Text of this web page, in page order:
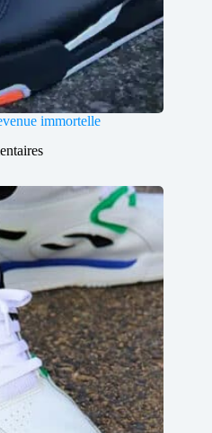
immortelle